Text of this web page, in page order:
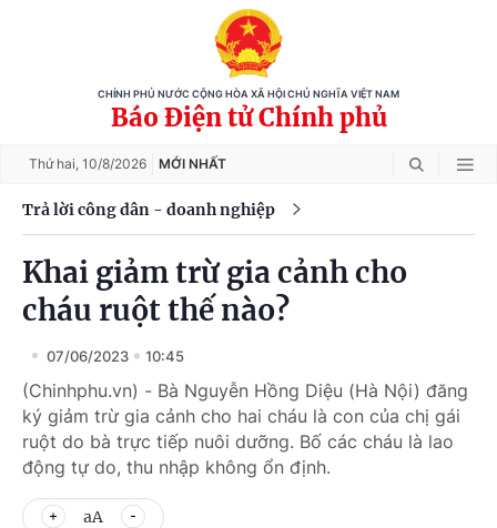
CHÍNH PHỦ NƯỚC CỘNG HÒA XÃ HỘI CHỦ NGHĨA VIỆT NAM
Báo Điện tử Chính phủ
Thứ hai, 10/8/2026 MỚI NHẤT
Trả lời công dân - doanh nghiệp
Khai giảm trừ gia cảnh cho
cháu ruột thế nào?
07/06/2023 10:45
(Chinhphu.vn) - Bà Nguyễn Hồng Diệu (Hà Nội) đăng
ký giảm trừ gia cảnh cho hai cháu là con của chị gái
ruột do bà trực tiếp nuôi dưỡng. Bố các cháu là lao
động tự do, thu nhập không ổn định.
aA